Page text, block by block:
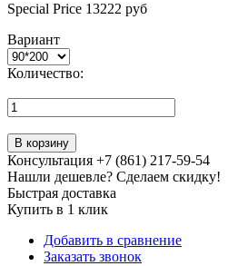
Special Price 13222 руб
Вариант
Количество:
В корзину
Консультация +7 (861) 217-59-54
Нашли дешевле? Сделаем скидку!
Быстрая доставка
Купить в 1 клик
Добавить в сравнение
Заказать звонок